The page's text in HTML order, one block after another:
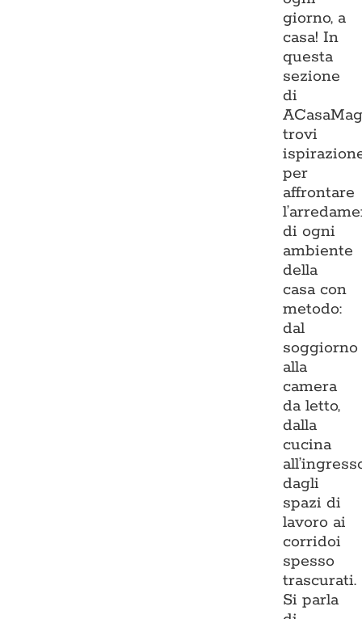
giorno, a
casa! In
questa
sezione
di
trovi
per
affrontare
di ogni
ambiente
della
casa con
metodo:
dal
soggiorno
alla
camera
da letto,
dalla
cucina
dagli
spazi di
lavoro ai
corridoi
spesso
trascurati.
Si parla